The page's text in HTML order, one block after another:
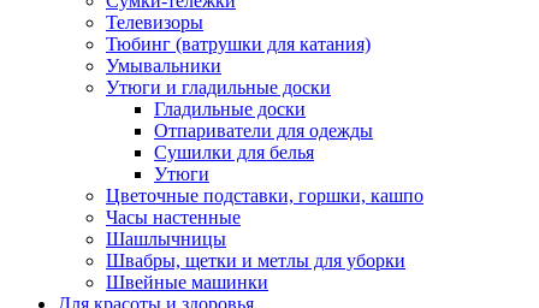
Телевизоры
Тюбинг (ватрушки для катания)
Умывальники
Утюги и гладильные доски
Гладильные доски
Отпариватели для одежды
Сушилки для белья
Утюги
Цветочные подставки, горшки, кашпо
Часы настенные
Шашлычницы
Швабры, щетки и метлы для уборки
Швейные машинки
Для красоты и здоровья